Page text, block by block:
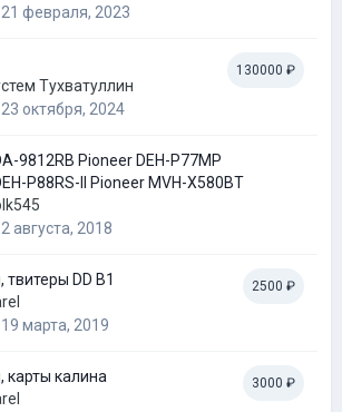
21 февраля, 2023
130000 ₽
Тухватуллин
23 октября, 2024
9812RB Pioneer DEH-P77MP
P88RS-II Pioneer MVH-X580BT
2 августа, 2018
2500 ₽
DD B1
19 марта, 2019
3000 ₽
карты калина